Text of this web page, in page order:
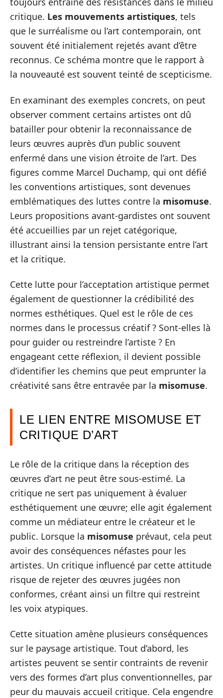
critique. Les mouvements artistiques, tels
que le surréalisme ou l’art contemporain, ont
souvent été initialement rejetés avant d’être
reconnus. Ce schéma montre que le rapport à
la nouveauté est souvent teinté de scepticisme.
En examinant des exemples concrets, on peut
observer comment certains artistes ont dû
batailler pour obtenir la reconnaissance de
leurs œuvres auprès d’un public souvent
enfermé dans une vision étroite de l’art. Des
figures comme Marcel Duchamp, qui ont défié
les conventions artistiques, sont devenues
emblématiques des luttes contre la misomuse.
Leurs propositions avant-gardistes ont souvent
été accueillies par un rejet catégorique,
illustrant ainsi la tension persistante entre l’art
et la critique.
Cette lutte pour l’acceptation artistique permet
également de questionner la crédibilité des
normes esthétiques. Quel est le rôle de ces
normes dans le processus créatif ? Sont-elles là
pour guider ou restreindre l’artiste ? En
engageant cette réflexion, il devient possible
d’identifier les chemins que peut emprunter la
créativité sans être entravée par la misomuse.
LE LIEN ENTRE MISOMUSE ET
CRITIQUE D’ART
Le rôle de la critique dans la réception des
œuvres d’art ne peut être sous-estimé. La
critique ne sert pas uniquement à évaluer
esthétiquement une œuvre; elle agit également
comme un médiateur entre le créateur et le
public. Lorsque la misomuse prévaut, cela peut
avoir des conséquences néfastes pour les
artistes. Un critique influencé par cette attitude
risque de rejeter des œuvres jugées non
conformes, créant ainsi un filtre qui restreint
les voix atypiques.
Cette situation amène plusieurs conséquences
sur le paysage artistique. Tout d’abord, les
artistes peuvent se sentir contraints de revenir
vers des formes d’art plus conventionnelles, par
peur du mauvais accueil critique. Cela engendre